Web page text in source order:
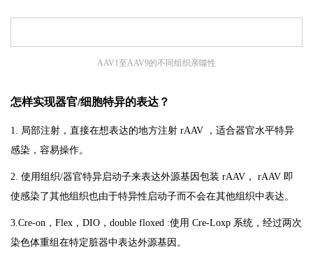
AAV1至AAV9的不同组织亲噬性
怎样实现器官/细胞特异的表达？
1. 局部注射，直接在想表达的地方注射 rAAV ，适合器官水平特异
感染，容易操作。
2. 使用组织/器官特异启动子来表达外源基因包装 rAAV， rAAV 即
使感染了其他组织也由于特异性启动子而不会在其他组织中表达。
3.Cre-on，Flex，DIO，double floxed :使用 Cre-Loxp 系统，经过两次
染色体重组在特定脏器中表达外源基因。